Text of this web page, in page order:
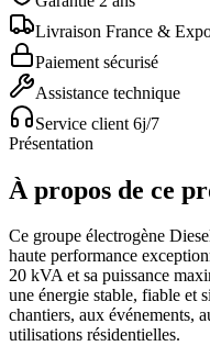
Livraison France &
Paiement sécurisé
Assistance technique
Service client 6j/7
Présentation
À propos de ce
Ce groupe électrogène
haute performance
20 kVA et sa puissance
une énergie stable, fiable et
chantiers, aux événements,
utilisations résidentielles.